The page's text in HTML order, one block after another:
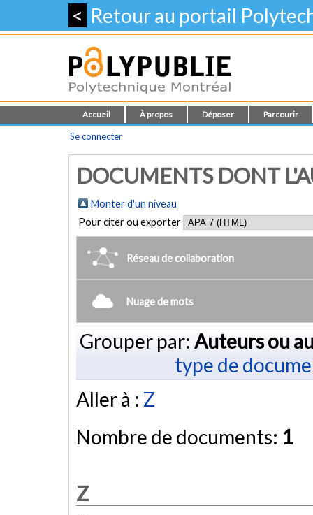
< Retour au portail
Accueil À propos Déposer Parcourir
Se connecter
DOCUMENTS DONT
Monter d'un niveau
Pour citer ou exporter
Réseau de collaboration
Nuage de mots
Grouper par: Auteurs ou
type de
Aller à : Z
Nombre de documents: 1
Z